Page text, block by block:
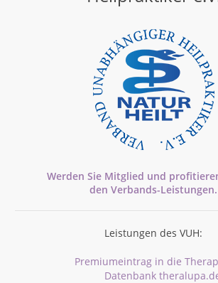
Werden Sie Mitglied und
den Verbands-Leistungen.
Leistungen des VUH:
Premiumeintrag in die
Datenbank